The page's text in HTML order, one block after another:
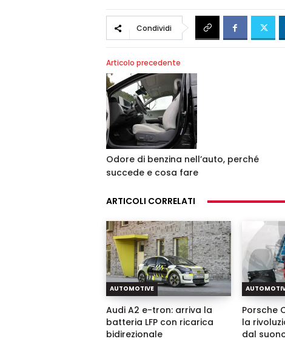
Condividi
Articolo precedente
Odore di benzina nell’auto, perché
succede e cosa fare
ARTICOLI CORRELATI
AUTOMOTIVE
Audi A2 e-tron: arriva la
batteria LFP con ricarica
bidirezionale
Porsche
la
dal